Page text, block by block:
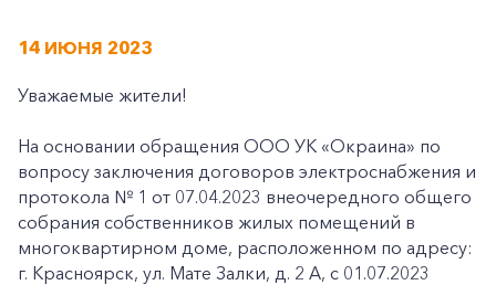
14 ИЮНЯ 2023
Уважаемые жители!
На основании обращения ООО УК «Окраина» по
вопросу заключения договоров электроснабжения и
протокола № 1 от 07.04.2023 внеочередного общего
собрания собственников жилых помещений в
многоквартирном доме, расположенном по адресу:
г. Красноярск, ул. Мате Залки, д. 2 А, с 01.07.2023